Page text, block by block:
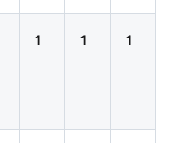
1 1 1